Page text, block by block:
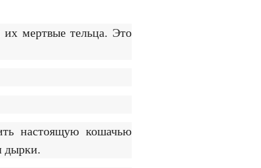
мертвые тельца. Это
настоящую кошачью
дырки.